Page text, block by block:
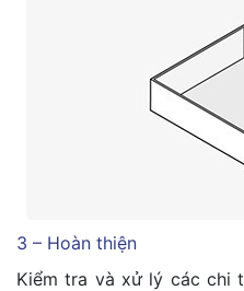
3 – Hoàn thiện
Kiểm tra và xử lý các chi